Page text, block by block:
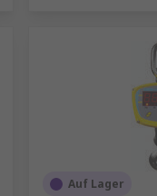
Auf Lager